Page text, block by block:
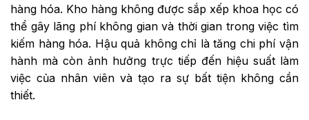
hàng hóa. Kho hàng không được sắp xếp khoa học có
thể gây lãng phí không gian và thời gian trong việc tìm
kiếm hàng hóa. Hậu quả không chỉ là tăng chi phí vận
hành mà còn ảnh hưởng trực tiếp đến hiệu suất làm
việc của nhân viên và tạo ra sự bất tiện không cần
thiết.